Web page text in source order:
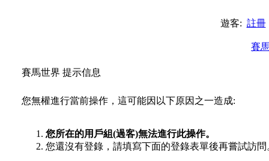
遊客: 註冊
賽
賽馬世界 提示信息
您無權進行當前操作，這可能因以下原因之一造成:
您所在的用戶組(過客)無法進行此操作。
您還沒有登錄，請填寫下面的登錄表單後再嘗試訪問